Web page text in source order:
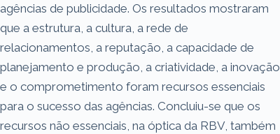
agências de publicidade. Os resultados mostraram
que a estrutura, a cultura, a rede de
relacionamentos, a reputação, a capacidade de
planejamento e produção, a criatividade, a inovação
e o comprometimento foram recursos essenciais
para o sucesso das agências. Concluiu-se que os
recursos não essenciais, na óptica da RBV, também